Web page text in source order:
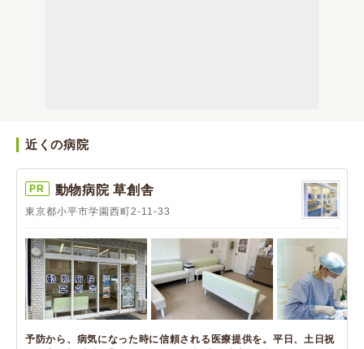
近くの病院
PR 動物病院 草創舎
東京都小平市学園西町2-11-33
予防から、病気になった時に信頼される医療提供を。平日、土日祝